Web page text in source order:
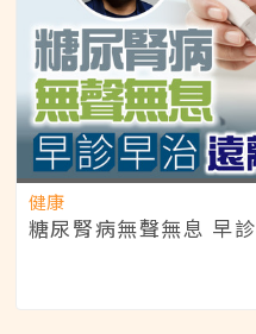
健康
糖尿腎病無聲無息 早